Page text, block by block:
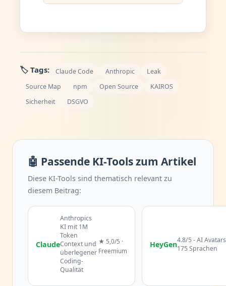
🏷️ Tags: Claude Code Anthropic
Leak
Source Map
npm Open Source
KAIROS
Sicherheit
DSGVO
🤖 Passende KI-Tools zum Artikel
Diese KI-Tools sind thematisch relevant zu
diesem Beitrag:
Claude
Anthropics
KI mit 1M
Token
Context und
überlegener
Coding-
Qualität
★ 5,0/5 ·
Freemium
HeyGen4.8/5 - AI
175 Sprachen